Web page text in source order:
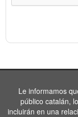
Le informamos
público catalán,
incluirán en una